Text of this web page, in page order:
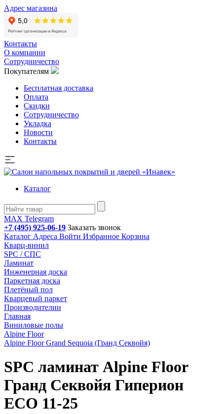
Адрес магазина
Контакты
О компании
Сотрудничество
Покупателям
Бесплатная доставка
Оплата
Скидки
Сотрудничество
Укладка
Новости
Контакты
Каталог
MAX Telegram
+7 (495) 925-06-19 Заказать звонок
Каталог Адреса Войти Избранное Корзина
Кварц-винил
SPC / СПС
Ламинат
Инженерная доска
Паркетная доска
Плетёный пол
Кварцевый паркет
Производителии
Главная
Виниловые полы
Alpine Floor
Alpine Floor Grand Sequoia (Гранд Секвойя)
SPC ламинат Alpine Floor
Гранд Секвойя Гиперион
ЕСО 11-25